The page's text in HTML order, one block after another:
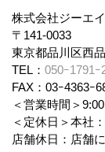
株式会社ジーエ
〒141-0033
東京都品川区西
TEL： 050ｰ1791ｰ
FAX：03ｰ4363ｰ
＜営業時間＞
＜定休日＞本社
店舗休日：店舗